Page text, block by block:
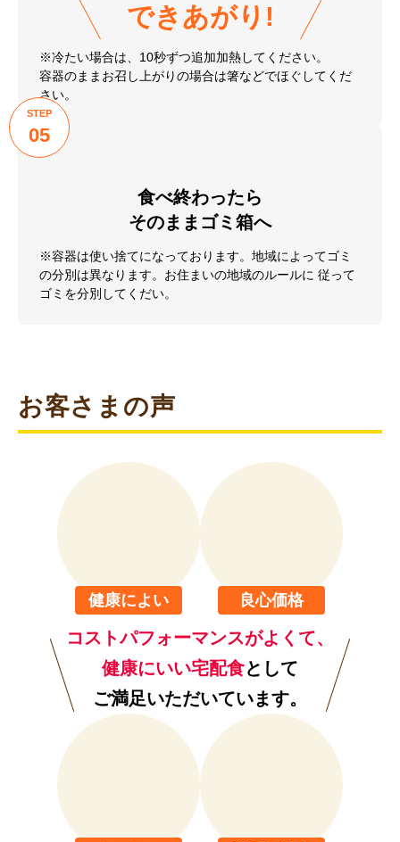
できあがり!
※冷たい場合は、10秒ずつ追加加熱してください。
容器のままお召し上がりの場合は箸などでほぐしてくだ
さい。
STEP
05
食べ終わったら
そのままゴミ箱へ
※容器は使い捨てになっております。地域によってゴミ
の分別は異なります。お住まいの地域のルールに 従って
ゴミを分別してくだい。
お客さまの声
健康によい 良心価格
コストパフォーマンスがよくて、
健康にいい宅配食として
ご満足いただいています。